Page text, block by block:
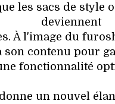
les sacs de style
deviennent
À l'image du
son contenu pour
fonctionnalité
un nouvel